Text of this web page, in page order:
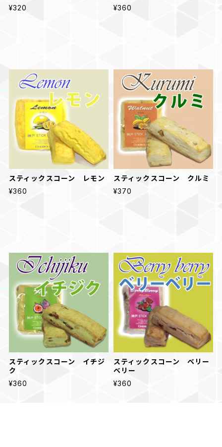
¥320
¥360
スティックスコーン レモン
¥360
スティックスコーン クルミ
¥370
スティックスコーン イチジ
ク
¥360
スティックスコーン ベリー
ベリー
¥360